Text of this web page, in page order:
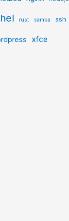
rust samba ssh
xfce